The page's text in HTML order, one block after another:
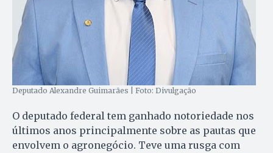
Deputado Alexandre Guimarães | Foto: Divulgação
O deputado federal tem ganhado notoriedade nos
últimos anos principalmente sobre as pautas que
envolvem o agronegócio. Teve uma rusga com